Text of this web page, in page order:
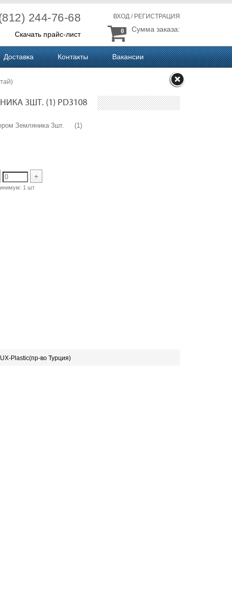
244-76-68
Скачать прайс-лист
ВХОД / РЕГИСТРАЦИЯ
Сумма заказа:
0
Доставка Контакты Вакансии
3ШТ. (1) PD3108
Земляника 3шт. (1)
+
1 шт
Plastic(пр-во Турция)